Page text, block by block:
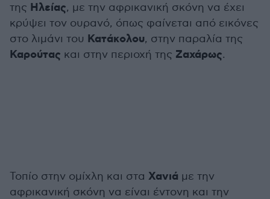
της Ηλείας, με την αφρικανική σκόνη να έχει
κρύψει τον ουρανό, όπως φαίνεται από εικόνες
στο λιμάνι του Κατάκολου, στην παραλία της
Καρούτας και στην περιοχή της Ζαχάρως.
Τοπίο στην ομίχλη και στα Χανιά με την
αφρικανική σκόνη να είναι έντονη και την